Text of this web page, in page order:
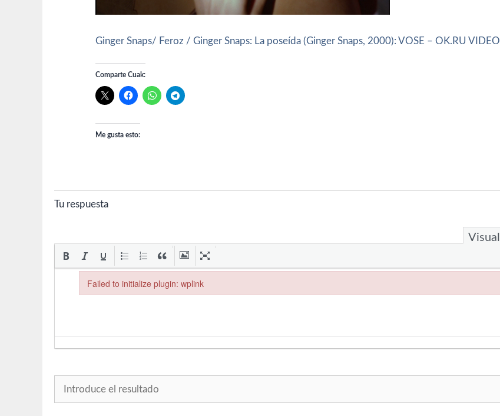
Ginger Snaps/ Feroz / Ginger Snaps: La poseída (Ginger Snaps, 2000): VOSE – OK.RU VIDEO
Comparte Cuak:
Me gusta esto:
Tu respuesta
Visual
Failed to initialize plugin: wplink
Failed to initialize plugin: wplink